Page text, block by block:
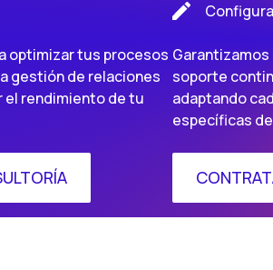
optimizar tus procesos
gestión de relaciones
el rendimiento de tu
soporte
adaptando
específicas